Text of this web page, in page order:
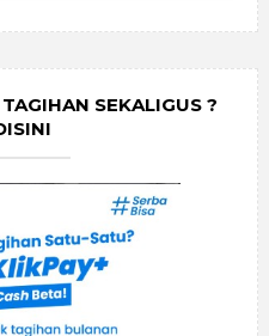
SEKALIGUS ?